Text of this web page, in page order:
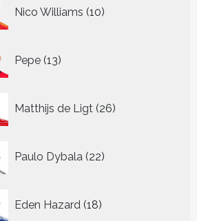
Nico Williams 10
producten
Pepe 13
producten
Matthijs de Ligt 26
producten
Paulo Dybala 22
producten
Eden Hazard 18
producten